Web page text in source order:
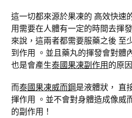
這一切都來源於果凍的 高效快速
用需要在人體有一定的時間去揮
來說，這兩者都需要服藥之後 至
到作用 。並且藥丸的揮發會對體
也是會產生泰國果凍副作用的原
而泰國果凍威而鋼是液體狀， 直
揮作用 。並不會對身體造成像威
的副作用！